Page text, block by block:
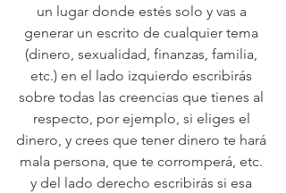
un lugar donde estés solo y vas a
generar un escrito de cualquier tema
(dinero, sexualidad, finanzas, familia,
etc.) en el lado izquierdo escribirás
sobre todas las creencias que tienes al
respecto, por ejemplo, si eliges el
dinero, y crees que tener dinero te hará
mala persona, que te corromperá, etc.
y del lado derecho escribirás si esa